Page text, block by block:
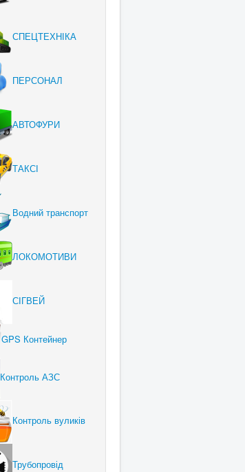
СПЕЦТЕХНІКА
ПЕРСОНАЛ
АВТОФУРИ
ТАКСІ
Водний транспорт
ЛОКОМОТИВИ
СІГВЕЙ
GPS Контейнер
Контроль АЗС
Контроль вуликів
Трубопровід